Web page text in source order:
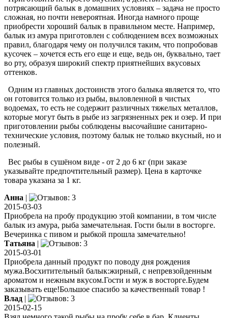
потрясающий балык в домашних условиях – задача не просто
сложная, но почти невероятная. Иногда намного проще
приобрести хороший балык в правильном месте. Например,
балык из амура приготовлен с соблюдением всех возможных
правил, благодаря чему он получился таким, что попробовав
кусочек – хочется есть его еще и еще, ведь он, буквально, тает
во рту, образуя широкий спектр приятнейших вкусовых
оттенков.
Одним из главных достоинств этого балыка является то, что
он готовится только из рыбы, выловленной в чистых
водоемах, то есть не содержит различных тяжелых металлов,
которые могут быть в рыбе из загрязненных рек и озер. И при
приготовлении рыбы соблюдены высочайшие санитарно-
технические условия, поэтому балык не только вкусный, но и
полезный.
Вес рыбы в сушёном виде - от 2 до 6 кг (при заказе
указывайте предпочтительный размер). Цена в карточке
товара указана за 1 кг.
Анна |
2015-03-03
Приобрела на пробу продукцию этой компании, в том числе
балык из амура, рыба замечательная. Гости были в восторге.
Вечеринка с пивом и рыбкой прошла замечательно!
Татьяна |
2015-03-01
Приобрела данный продукт по поводу дня рождения
мужа.Восхитительный балык:жирный, с непревзойденным
ароматом и нежным вкусом.Гости и муж в восторге.Будем
заказывать еще!Большое спасибо за качественный товар !
Влад |
2015-02-15